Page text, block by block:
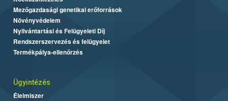
Mezőgazdasági genetikai erőforrások
Növényvédelem
Nyilvántartási és Felügyeleti Díj
Rendszerszervezés és felügyelet
Termékpálya-ellenőrzés
Ügyintézés
Élelmiszer